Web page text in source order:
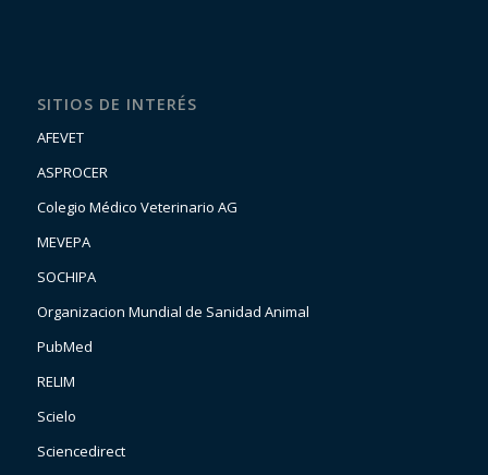
SITIOS DE INTERÉS
AFEVET
ASPROCER
Colegio Médico Veterinario AG
MEVEPA
SOCHIPA
Organizacion Mundial de Sanidad Animal
PubMed
RELIM
Scielo
Sciencedirect